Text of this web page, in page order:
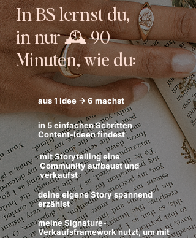
In BS lernst du,
in nur 🕰️ 90
Minuten, wie du:
aus 1 Idee → 6 machst
in 5 einfachen Schritten
Content-Ideen findest
mit Storytelling eine
Community aufbaust und
verkaufst
deine eigene Story spannend
erzählst
meine Signature-
Verkaufsframework nutzt, um mit